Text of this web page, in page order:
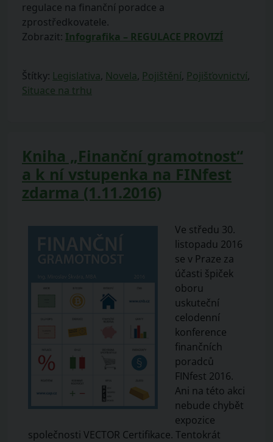
regulace na finanční poradce a
zprostředkovatele.
Zobrazit: Infografika – REGULACE PROVIZÍ
Štítky: Legislativa, Novela, Pojištění, Pojišťovnictví,
Situace na trhu
Kniha „Finanční gramotnost“
a k ní vstupenka na FINfest
zdarma (1.11.2016)
Ve středu 30.
listopadu 2016
se v Praze za
účasti špiček
oboru
uskuteční
celodenní
konference
finančních
poradců
FINfest 2016.
Ani na této akci
nebude chybět
expozice
společnosti VECTOR Certifikace. Tentokrát